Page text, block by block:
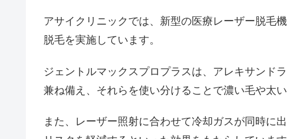
アサイクリニックでは、新型の医療レーザー脱毛
脱毛を実施しています。
ジェントルマックスプロプラスは、アレキサンド
兼ね備え、それらを使い分けることで濃い毛や太
また、レーザー照射に合わせて冷却ガスが同時に